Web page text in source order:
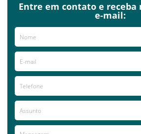
Entre em contato e receba
e-mail: